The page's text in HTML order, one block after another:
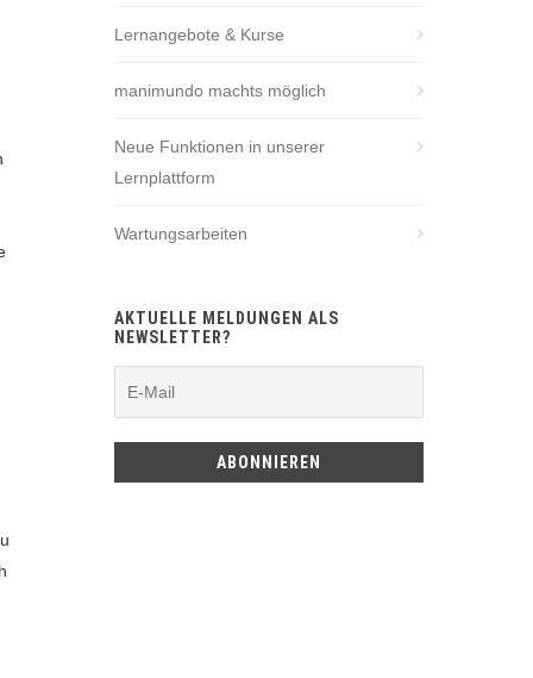
Lernangebote & Kurse
manimundo machts möglich
Neue Funktionen in unserer
Lernplattform
Wartungsarbeiten
AKTUELLE MELDUNGEN ALS
NEWSLETTER?